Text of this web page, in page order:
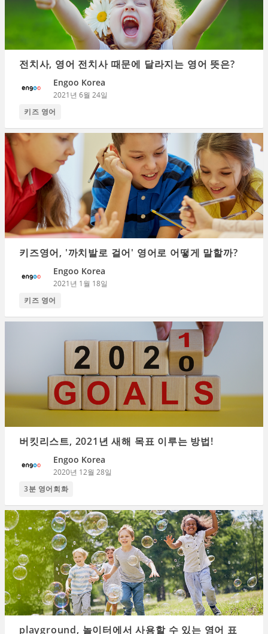
전치사, 영어 전치사 때문에 달라지는 영어 뜻은?
Engoo Korea
2021년 6월 24일
키즈 영어
키즈영어, '까치발로 걸어' 영어로 어떻게 말할까?
Engoo Korea
2021년 1월 18일
키즈 영어
버킷리스트, 2021년 새해 목표 이루는 방법!
Engoo Korea
2020년 12월 28일
3분 영어회화
playground, 놀이터에서 사용할 수 있는 영어 표